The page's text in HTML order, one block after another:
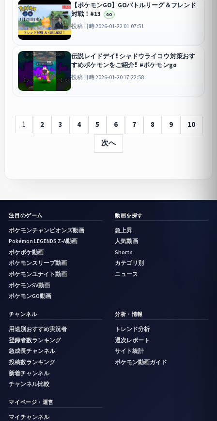
【ポケモンGO】GOバトルリーグ＆フレンド
対戦！#13
GO
投稿日時 2026-01-22 01:07:51
伝説レイドデイ‼︎シャドウライコウ対策おす
すめポケモンをご紹介‼︎ #ポケモンgo
投稿日時 2026-01-20 17:22:58
1 2 3 4 5 6 7 8 9
10
次へ
注目のゲーム
ポケモンチャンピオンズ動画
Pokémon LEGENDS Z-A動画
ポケポケ動画
ポケモンスリープ動画
ポケモンユナイト動画
ポケモンSV動画
ポケモンGO動画
動画を探す
急上昇
人気動画
Shorts
カテゴリ別
ニュース
チャンネル
用途別おすすめ実況者
登録者数ランキング
急成長チャンネル
投稿数ランキング
新着チャンネル
チャンネル比較
分析・情報
トレンド分析
週次レポート
サイト統計
ポケモン動画ガイド
マイページ・運営
マイチャンネル